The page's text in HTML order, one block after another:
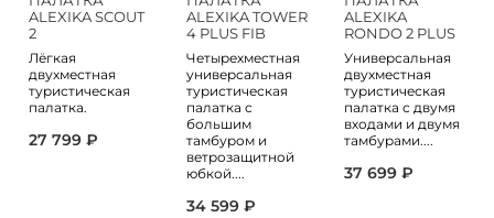
ALEXIKA SCOUT
2
Лёгкая
двухместная
туристическая
палатка.
27 799 ₽
ALEXIKA TOWER
4 PLUS FIB
Четырехместная
универсальная
туристическая
палатка с
большим
тамбуром и
ветрозащитной
юбкой....
34 599 ₽
ALEXIKA
RONDO 2 PLUS
Универсальная
двухместная
туристическая
палатка с двумя
входами и двумя
тамбурами....
37 699 ₽